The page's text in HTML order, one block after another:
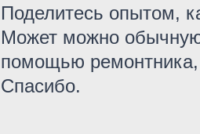
Поделитесь опытом,
Может можно
помощью ремонтника,
Спасибо.